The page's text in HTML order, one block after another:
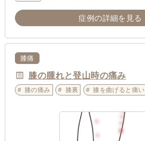
症例の詳細を見る
膝痛
膝の腫れと登山時の痛み
膝の痛み 膝裏 膝を曲げると痛い